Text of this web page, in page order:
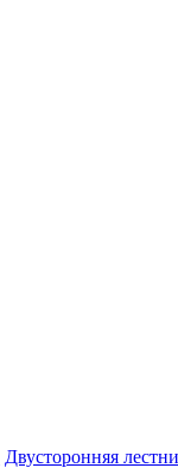
Двусторонняя